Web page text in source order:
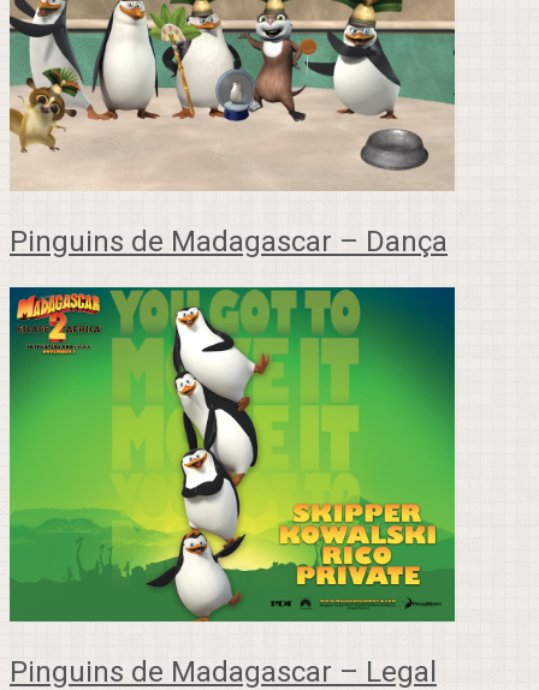
Pinguins de Madagascar – Dança
Pinguins de Madagascar – Legal